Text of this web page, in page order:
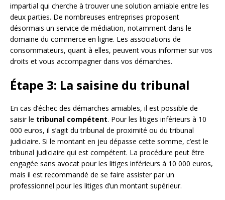
impartial qui cherche à trouver une solution amiable entre les
deux parties. De nombreuses entreprises proposent
désormais un service de médiation, notamment dans le
domaine du commerce en ligne. Les associations de
consommateurs, quant à elles, peuvent vous informer sur vos
droits et vous accompagner dans vos démarches.
Étape 3: La saisine du tribunal
En cas d’échec des démarches amiables, il est possible de
saisir le tribunal compétent. Pour les litiges inférieurs à 10
000 euros, il s’agit du tribunal de proximité ou du tribunal
judiciaire. Si le montant en jeu dépasse cette somme, c’est le
tribunal judiciaire qui est compétent. La procédure peut être
engagée sans avocat pour les litiges inférieurs à 10 000 euros,
mais il est recommandé de se faire assister par un
professionnel pour les litiges d’un montant supérieur.